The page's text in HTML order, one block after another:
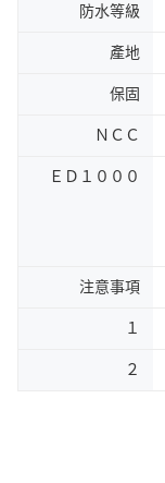
防水等級
產地
保固
ＮＣＣ
ＥＤ１０００
注意事項
１
２